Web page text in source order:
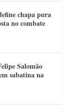
chapa pura
no combate
Salomão
sabatina na